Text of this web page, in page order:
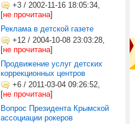
+3 / 2002-11-16 18:05:34,
[не прочитана]
Реклама в детской газете
+12 / 2004-10-08 23:03:28,
[не прочитана]
Продвижение услуг детских
коррекционных центров
+6 / 2011-03-04 09:26:52,
[не прочитана]
Вопрос Президента Крымской
ассоциации рокеров